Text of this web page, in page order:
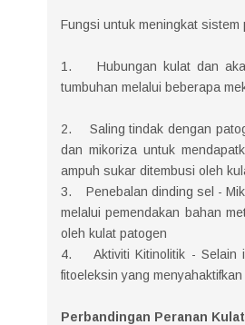
Fungsi untuk meningkat sistem
1. Hubungan kulat dan akar
tumbuhan melalui beberapa
2. Saling tindak dengan
dan mikoriza untuk
ampuh sukar ditembusi oleh
3. Penebalan dinding sel -
melalui pemendakan bahan
oleh kulat patogen
4. Aktiviti Kitinolitik - Selain
fitoeleksin yang
Perbandingan Peranan